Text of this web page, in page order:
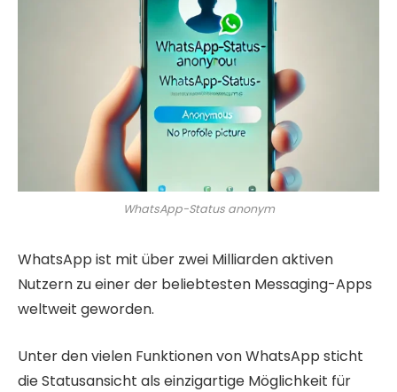
WhatsApp-Status anonym
WhatsApp ist mit über zwei Milliarden aktiven
Nutzern zu einer der beliebtesten Messaging-Apps
weltweit geworden.
Unter den vielen Funktionen von WhatsApp sticht
die Statusansicht als einzigartige Möglichkeit für